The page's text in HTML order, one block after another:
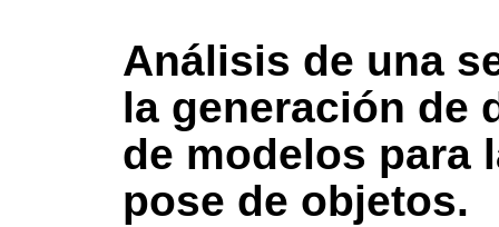
Análisis de una
la generación de
de modelos para
pose de objetos.